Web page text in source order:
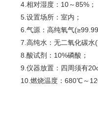
4.相对湿度：10～85%；
5.设置场所：室内；
6.气源：高纯氧气
7.高纯水：无二氧化碳
8.酸试剂：10%磷酸；
9.仪器放置：四周须有
10.燃烧温度：680℃～